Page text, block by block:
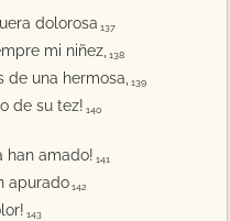
dolorosa 137
mi niñez, 138
de una hermosa, 139
de su tez! 140
han amado! 141
apurado 142
143